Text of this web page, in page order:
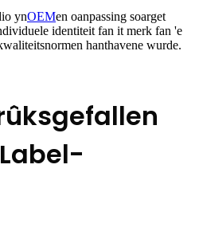
ynOEMen oanpassing soarget
identiteit fan it merk fan 'e
hanthavene wurde.